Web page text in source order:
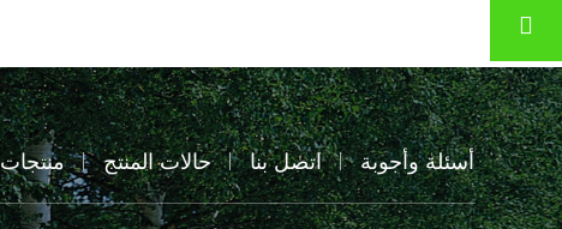
منتجات حالات المنتج اتصل بنا أسئلة وأجوبة